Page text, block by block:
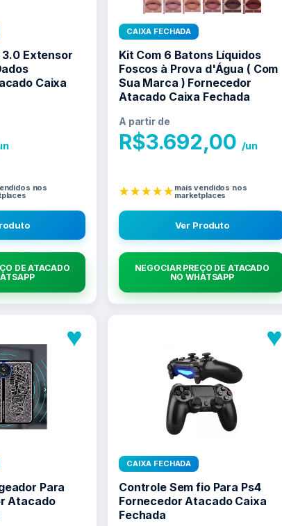
3.0 Extensor
Caixa
nos
DE ATACADO
CAIXA FECHADA
Kit Com 6 Batons Líquidos
Foscos à Prova d'Água ( Com
Sua Marca ) Fornecedor
Atacado Caixa Fechada
A partir de
R$3.692,00 /un
★★★★★mais vendidos nos
marketplaces
Ver Produto
NEGOCIAR PREÇO DE ATACADO
NO WHATSAPP
♥
Para
Atacado
♥
CAIXA FECHADA
Controle Sem fio Para Ps4
Fornecedor Atacado Caixa
Fechada